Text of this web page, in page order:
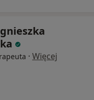
· Więcej